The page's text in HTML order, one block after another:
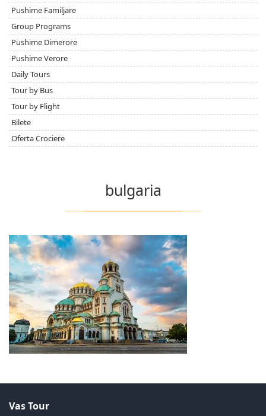
Pushime Familjare
Group Programs
Pushime Dimerore
Pushime Verore
Daily Tours
Tour by Bus
Tour by Flight
Bilete
Oferta Crociere
bulgaria
Vas Tour